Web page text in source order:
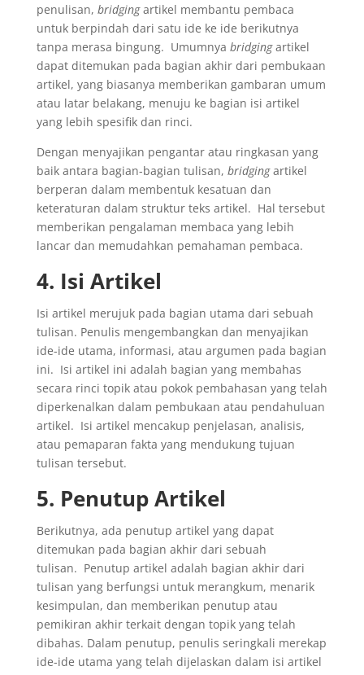
penulisan, bridgingartikel membantu pembaca
untuk berpindah dari satu ide ke ide berikutnya
tanpa merasa bingung. Umumnya bridgingartikel
dapat ditemukan pada bagian akhir dari pembukaan
artikel, yang biasanya memberikan gambaran umum
atau latar belakang, menuju ke bagian isi artikel
yang lebih spesifik dan rinci.
Dengan menyajikan pengantar atau ringkasan yang
baik antara bagian-bagian tulisan, bridgingartikel
berperan dalam membentuk kesatuan dan
keteraturan dalam struktur teks artikel. Hal tersebut
memberikan pengalaman membaca yang lebih
lancar dan memudahkan pemahaman pembaca.
4. Isi Artikel
Isi artikel merujuk pada bagian utama dari sebuah
tulisan. Penulis mengembangkan dan menyajikan
ide-ide utama, informasi, atau argumen pada bagian
ini. Isi artikel ini adalah bagian yang membahas
secara rinci topik atau pokok pembahasan yang telah
diperkenalkan dalam pembukaan atau pendahuluan
artikel. Isi artikel mencakup penjelasan, analisis,
atau pemaparan fakta yang mendukung tujuan
tulisan tersebut.
5. Penutup Artikel
Berikutnya, ada penutup artikel yang dapat
ditemukan pada bagian akhir dari sebuah
tulisan. Penutup artikel adalah bagian akhir dari
tulisan yang berfungsi untuk merangkum, menarik
kesimpulan, dan memberikan penutup atau
pemikiran akhir terkait dengan topik yang telah
dibahas. Dalam penutup, penulis seringkali merekap
ide-ide utama yang telah dijelaskan dalam isi artikel